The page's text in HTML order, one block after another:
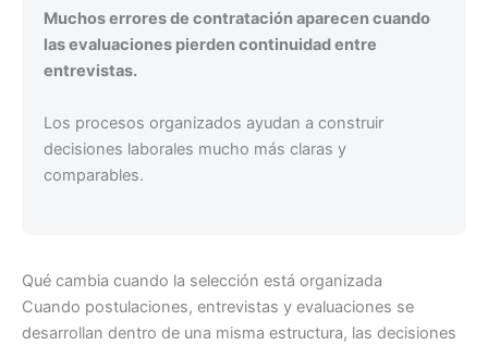
Muchos errores de contratación aparecen cuando
las evaluaciones pierden continuidad entre
entrevistas.
Los procesos organizados ayudan a construir
decisiones laborales mucho más claras y
comparables.
Qué cambia cuando la selección está organizada
Cuando postulaciones, entrevistas y evaluaciones se
desarrollan dentro de una misma estructura, las decisiones